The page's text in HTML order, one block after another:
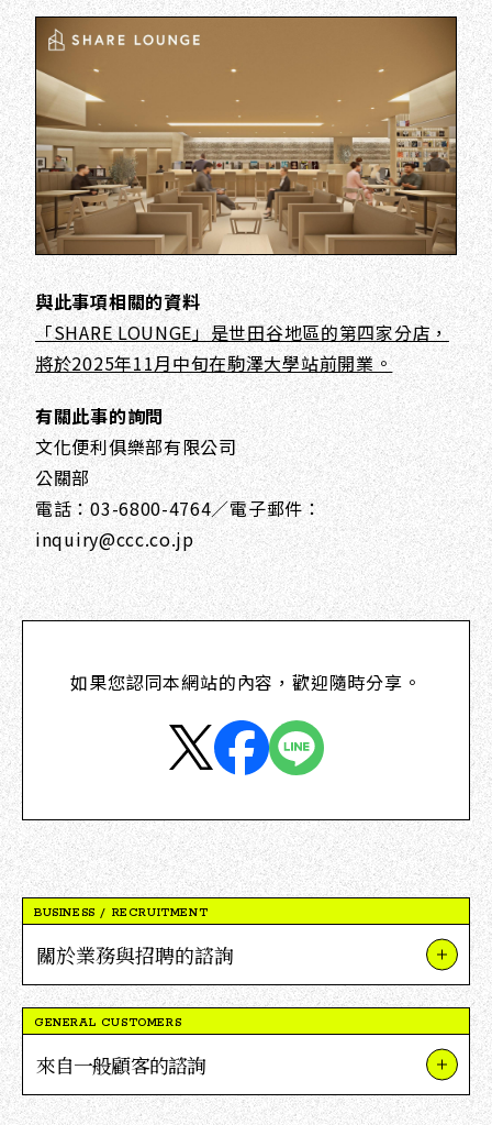
與此事項相關的資料
「SHARE LOUNGE」是世田谷地區的第四家分店，
將於2025年11月中旬在駒澤大學站前開業。
有關此事的詢問
文化便利俱樂部有限公司
公關部
電話：03-6800-4764／電子郵件：
inquiry@ccc.co.jp
如果您認同本網站的內容，歡迎隨時分享。
BUSINESS / RECRUITMENT
關於業務與招聘的諮詢
關於我們的業務與項目
GENERAL CUSTOMERS
來自一般顧客的諮詢
關於TSUTAYA